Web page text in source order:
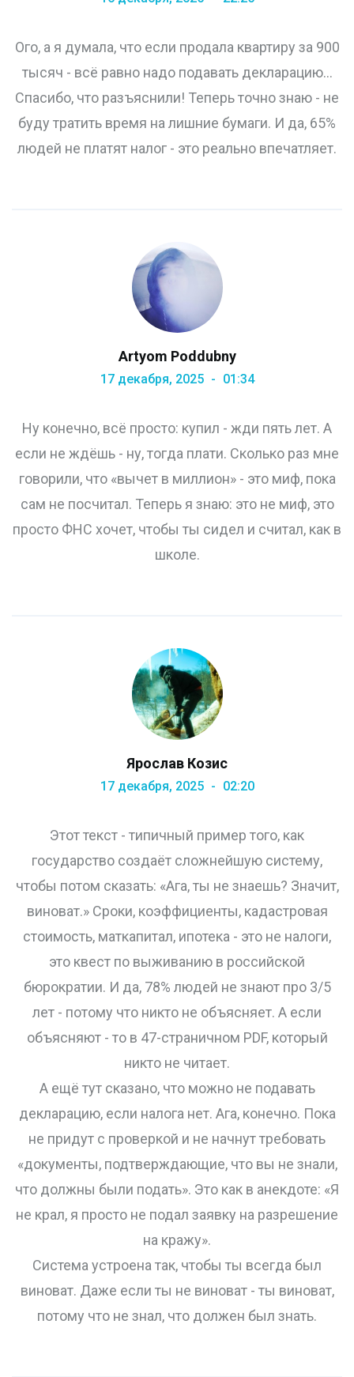
Ого, а я думала, что если продала квартиру за 900
тысяч - всё равно надо подавать декларацию...
Спасибо, что разъяснили! Теперь точно знаю - не
буду тратить время на лишние бумаги. И да, 65%
людей не платят налог - это реально впечатляет.
Artyom Poddubny
17 декабря, 2025 01:34
Ну конечно, всё просто: купил - жди пять лет. А
если не ждёшь - ну, тогда плати. Сколько раз мне
говорили, что «вычет в миллион» - это миф, пока
сам не посчитал. Теперь я знаю: это не миф, это
просто ФНС хочет, чтобы ты сидел и считал, как в
школе.
Ярослав Козис
17 декабря, 2025 02:20
Этот текст - типичный пример того, как
государство создаёт сложнейшую систему,
чтобы потом сказать: «Ага, ты не знаешь? Значит,
виноват.» Сроки, коэффициенты, кадастровая
стоимость, маткапитал, ипотека - это не налоги,
это квест по выживанию в российской
бюрократии. И да, 78% людей не знают про 3/5
лет - потому что никто не объясняет. А если
объясняют - то в 47-страничном PDF, который
никто не читает.
А ещё тут сказано, что можно не подавать
декларацию, если налога нет. Ага, конечно. Пока
не придут с проверкой и не начнут требовать
«документы, подтверждающие, что вы не знали,
что должны были подать». Это как в анекдоте: «Я
не крал, я просто не подал заявку на разрешение
на кражу».
Система устроена так, чтобы ты всегда был
виноват. Даже если ты не виноват - ты виноват,
потому что не знал, что должен был знать.